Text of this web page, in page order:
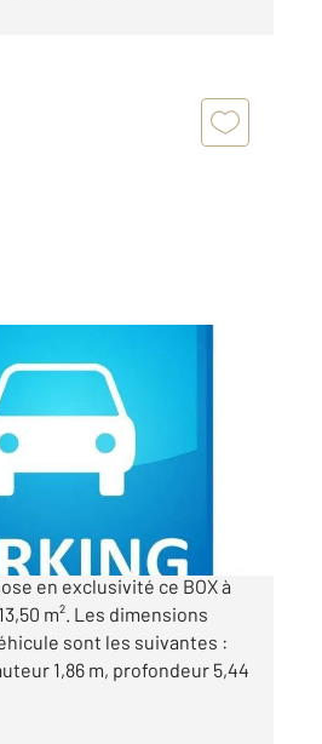
€
Gémeaux, CENTURY 21
en exclusivité ce BOX à
m². Les dimensions
sont les suivantes :
1,86 m, profondeur 5,44